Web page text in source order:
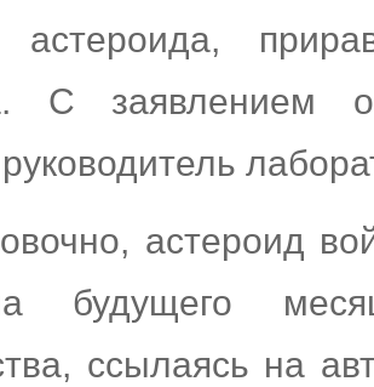
астероида,
С заявлением
астероид
будущего
ссылаясь на